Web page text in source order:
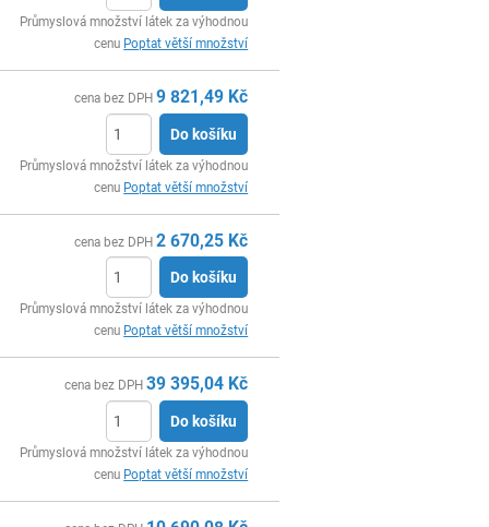
Průmyslová množství látek za výhodnou
cenu Poptat větší množství
cena bez DPH 9 821,49 Kč
Do košíku
Průmyslová množství látek za výhodnou
cenu Poptat větší množství
cena bez DPH 2 670,25 Kč
Do košíku
Průmyslová množství látek za výhodnou
cenu Poptat větší množství
cena bez DPH 39 395,04 Kč
Do košíku
Průmyslová množství látek za výhodnou
cenu Poptat větší množství